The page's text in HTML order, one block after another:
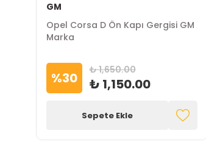
GM
Opel Corsa D Ön Kapı Gergisi GM
Marka
%30 ₺ 1,650.00
₺ 1,150.00
Sepete Ekle